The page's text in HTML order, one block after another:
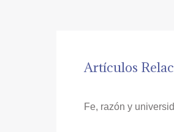
Artículos
Fe, razón y